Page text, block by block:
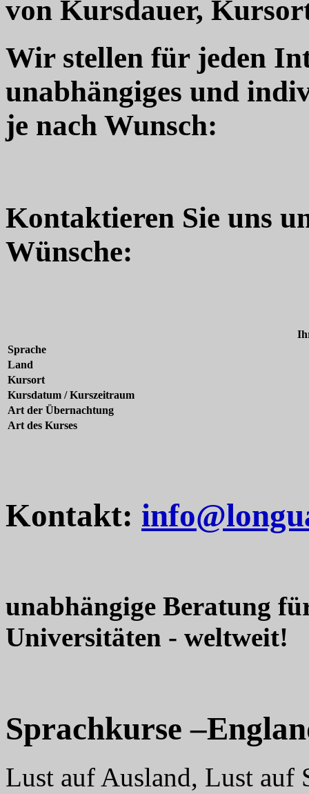
von Kursdauer,
Wir stellen für jeden
unabhängiges und
je nach Wunsch:
Kontaktieren Sie uns
Wünsche:
Sprache
Land
Kursort
Kursdatum / Kurszeitraum
Art der Übernachtung
Art des Kurses
Kontakt:
unabhängige Beratung
Universitäten - weltweit!
Sprachkurse
Lust auf Ausland, Lust auf